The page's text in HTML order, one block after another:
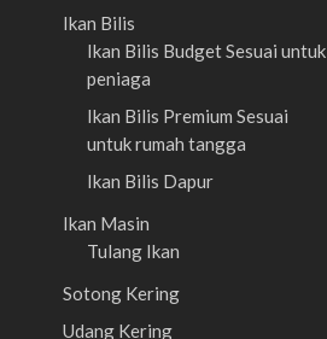
Ikan Bilis
Ikan Bilis BudgetSesuai untuk
peniaga
Ikan Bilis Premium Sesuai
untuk rumah tangga
Ikan Bilis Dapur
Ikan Masin
Tulang Ikan
Sotong Kering
Udang Kering